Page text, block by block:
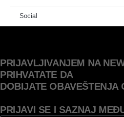
Social
PRIJAVLJIVANJEM NA
PRIHVATATE DA
DOBIJATE
PRIJAVI SE I SAZNAJ